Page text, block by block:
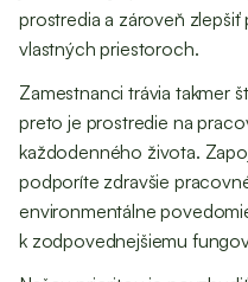
prostredia a zároveň
vlastných priestoroch.
Zamestnanci trávia takmer
preto je prostredie na
každodenného života.
podporíte zdravšie
environmentálne
k zodpovednejšiemu